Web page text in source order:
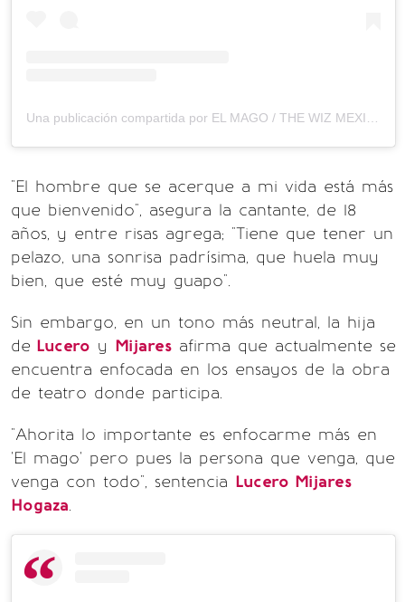
Una publicación compartida por EL MAGO / THE WIZ MEXICO 2023 (@elmagothewiz)
"El hombre que se acerque a mi vida está más
que bienvenido", asegura la cantante, de 18
años, y entre risas agrega; "Tiene que tener un
pelazo, una sonrisa padrísima, que huela muy
bien, que esté muy guapo".
Sin embargo, en un tono más neutral, la hija
de Lucero y Mijares afirma que actualmente se
encuentra enfocada en los ensayos de la obra
de teatro donde participa.
"Ahorita lo importante es enfocarme más en
'El mago' pero pues la persona que venga, que
venga con todo", sentencia Lucero Mijares
Hogaza.